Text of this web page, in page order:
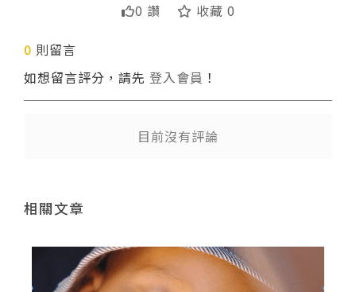
0 讚 收藏 0
0 則留言
如想留言評分，請先 登入會員 ！
目前沒有評論
相關文章